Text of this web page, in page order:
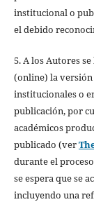
institucional o
el debido
5. A los Autores
(online) la
institucionales o
publicación, por
académicos
publicado (ver
durante el
se espera que se
incluyendo una